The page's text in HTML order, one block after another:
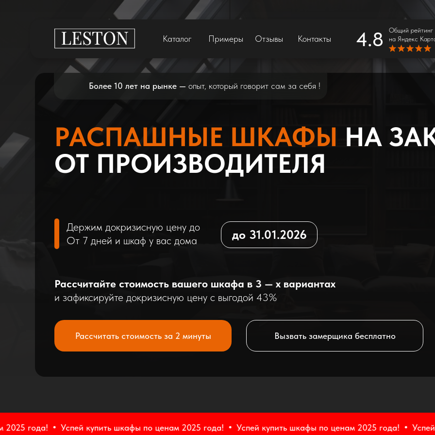
Контакты
Каталог Примеры Отзывы
РАСПАШНЫЕ ШКАФЫ НА
ОТ ПРОИЗВОДИТЕЛЯ
Общий рейтинг
на Яндекс
4.8
Вызвать замерщика бесплатно
Рассчитать стоимость за 2 минуты
Рассчитайте стоимость вашего шкафа в 3 — х вариантах
и зафиксируйте докризисную цену с выгодой 43%
Держим докризисную цену до
От 7 дней и шкаф у вас дома
до 31.01.2026
Более 10 лет на рынке — опыт, который говорит сам за себя !
Успей купить шкафы по ценам 2025 года! Успей купить шкафы по ценам 2025 года! Успей купить